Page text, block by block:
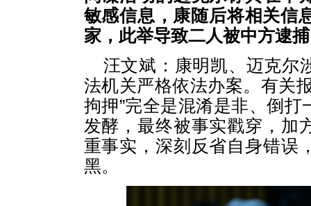
敏感信息，康随后将相关信
家，此举导致二人被中方逮
汪文斌：康明凯、迈克尔
法机关严格依法办案。有关
拘押”完全是混淆是非、倒
发酵，最终被事实戳穿，加
重事实，深刻反省自身错误
黑。